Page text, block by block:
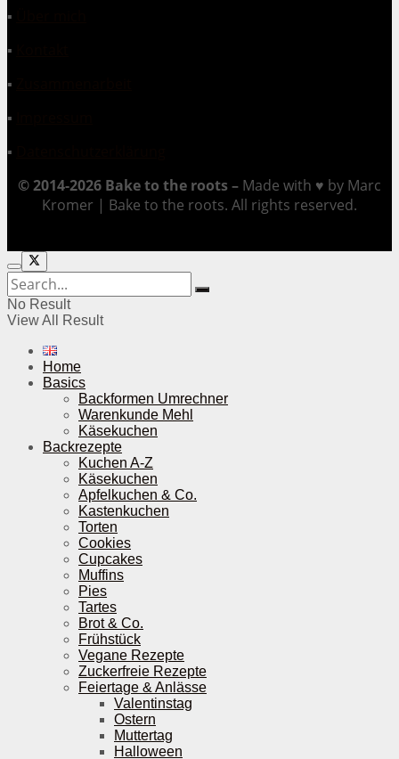
▪
▪
▪
▪
▪
© 2014-2026 Bake to the roots – Made with ♥ by Marc
Kromer | Bake to the roots. All rights reserved.
No Result
View All Result
Home
Basics
Backformen Umrechner
Warenkunde Mehl
Käsekuchen
Backrezepte
Kuchen A-Z
Käsekuchen
Apfelkuchen & Co.
Kastenkuchen
Torten
Cookies
Cupcakes
Muffins
Pies
Tartes
Brot & Co.
Frühstück
Vegane Rezepte
Zuckerfreie Rezepte
Feiertage & Anlässe
Valentinstag
Ostern
Muttertag
Halloween